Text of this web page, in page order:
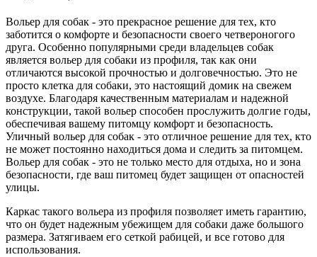
Вольер для собак - это прекрасное решение для тех, кто
заботится о комфорте и безопасности своего четвероногого
друга. Особенно популярными среди владельцев собак
является вольер для собаки из профиля, так как они
отличаются высокой прочностью и долговечностью. Это не
просто клетка для собаки, это настоящий домик на свежем
воздухе. Благодаря качественным материалам и надежной
конструкции, такой вольер способен прослужить долгие годы,
обеспечивая вашему питомцу комфорт и безопасность.
Уличный вольер для собак - это отличное решение для тех, кто
не может постоянно находиться дома и следить за питомцем.
Вольер для собак - это не только место для отдыха, но и зона
безопасности, где ваш питомец будет защищен от опасностей
улицы.
Каркас такого вольера из профиля позволяет иметь гарантию,
что он будет надежным убежищем для собаки даже большого
размера. Затягиваем его сеткой рабицей, и все готово для
использования.